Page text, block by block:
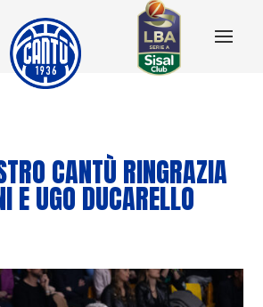
CANTÙ RINGRAZIA
E UGO DUCARELLO